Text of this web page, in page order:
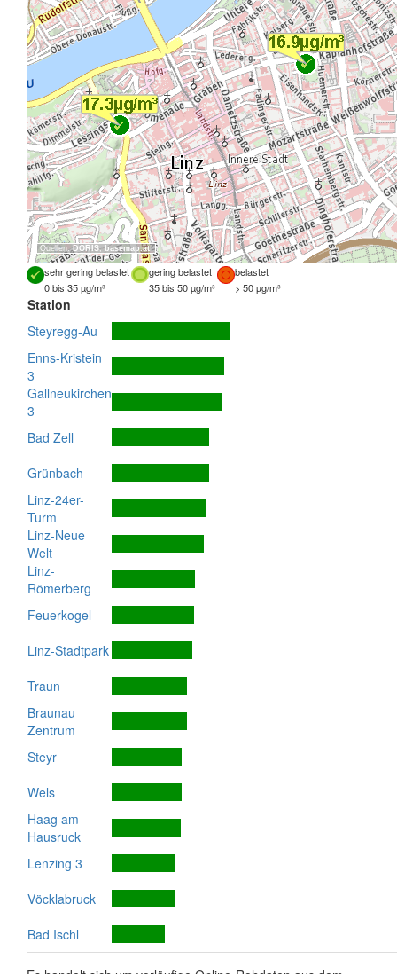
Quellen:DORIS, basemap.at
sehr gering belastet gering belastet
belastet
0 bis 35 µg/m³
35 bis 50 µg/m³ > 50 µg/m³
Station
Steyregg-Au
Enns-Kristein
3
Gallneukirchen
3
Bad Zell
Grünbach
Linz-24er-
Turm
Linz-Neue
Welt
Linz-
Römerberg
Feuerkogel
Linz-Stadtpark
Traun
Braunau
Zentrum
Steyr
Wels
Haag am
Hausruck
Lenzing 3
Vöcklabruck
Bad Ischl